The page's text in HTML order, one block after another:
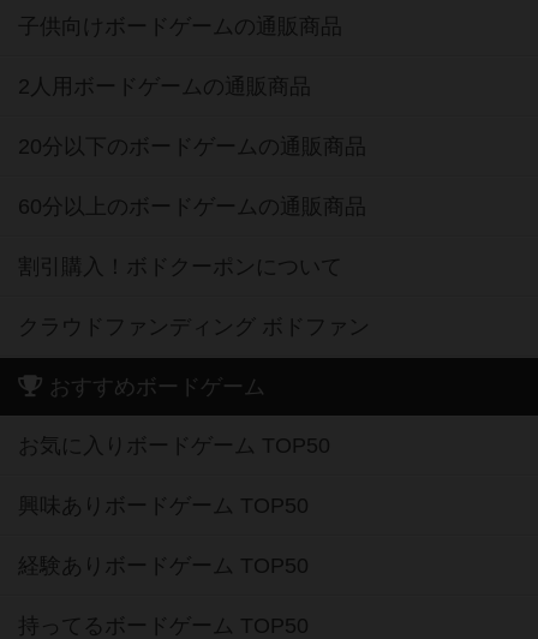
子供向けボードゲームの通販商品
2人用ボードゲームの通販商品
20分以下のボードゲームの通販商品
60分以上のボードゲームの通販商品
割引購入！ボドクーポンについて
クラウドファンディング ボドファン
おすすめボードゲーム
お気に入りボードゲーム TOP50
興味ありボードゲーム TOP50
経験ありボードゲーム TOP50
持ってるボードゲーム TOP50